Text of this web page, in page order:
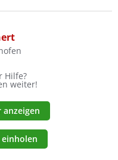
Hilfe?
weiter!